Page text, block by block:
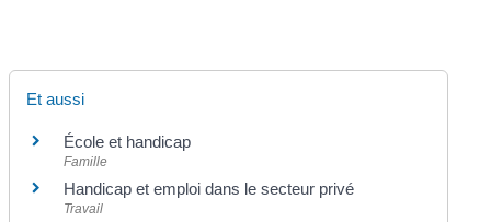
Et aussi
École et handicap
Famille
Handicap et emploi dans le secteur privé
Travail